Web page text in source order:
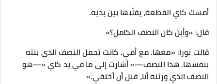
أمسك كاي القطعة، يقلّبها بين يديه.
قال: «وأين كان النصف الكامل؟»
قالت نورا: «معها. مع أمي. كانت تحمل النصف الذي بنته
بنفسها. هذا النصف—» أشارت إلى ما في يد كاي «—هو
النصف الذي ورثته أنا، قبل أن أختفي.»